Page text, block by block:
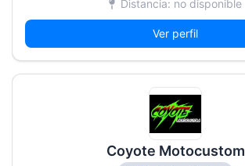
Distancia: no disponible
Ver perfil
Coyote Motocustom